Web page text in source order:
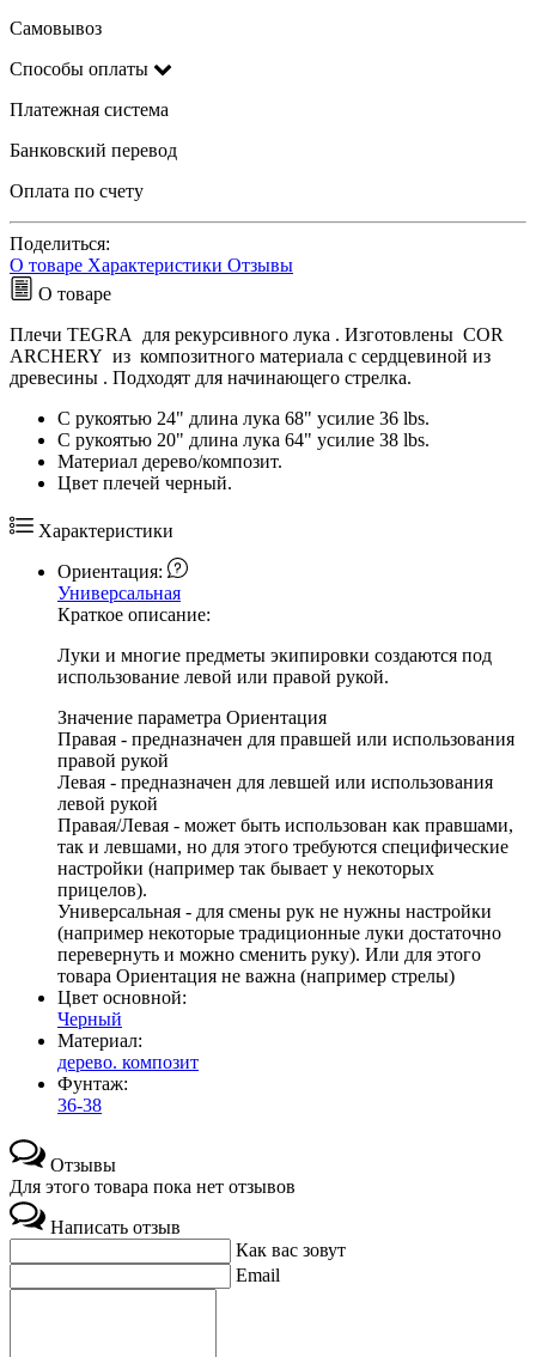
Самовывоз
Способы оплаты
Платежная система
Банковский перевод
Оплата по счету
Поделиться:
О товаре Характеристики Отзывы
О товаре
Плечи TEGRA для рекурсивного лука . Изготовлены COR
ARCHERY из композитного материала с сердцевиной из
древесины . Подходят для начинающего стрелка.
С рукоятью 24" длина лука 68" усилие 36 lbs.
С рукоятью 20" длина лука 64" усилие 38 lbs.
Материал дерево/композит.
Цвет плечей черный.
Характеристики
Ориентация:
Универсальная
Краткое описание:
Луки и многие предметы экипировки создаются под
использование левой или правой рукой.
Значение параметра Ориентация
Правая - предназначен для правшей или использования
правой рукой
Левая - предназначен для левшей или использования
левой рукой
Правая/Левая - может быть использован как правшами,
так и левшами, но для этого требуются специфические
настройки (например так бывает у некоторых
прицелов).
Универсальная - для смены рук не нужны настройки
(например некоторые традиционные луки достаточно
перевернуть и можно сменить руку). Или для этого
товара Ориентация не важна (например стрелы)
Цвет основной:
Черный
Материал:
дерево. композит
Фунтаж:
36-38
Отзывы
Для этого товара пока нет отзывов
Написать отзыв
Как вас зовут
Email